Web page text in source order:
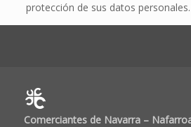
protección de sus datos personales.
Comerciantes de Navarra –